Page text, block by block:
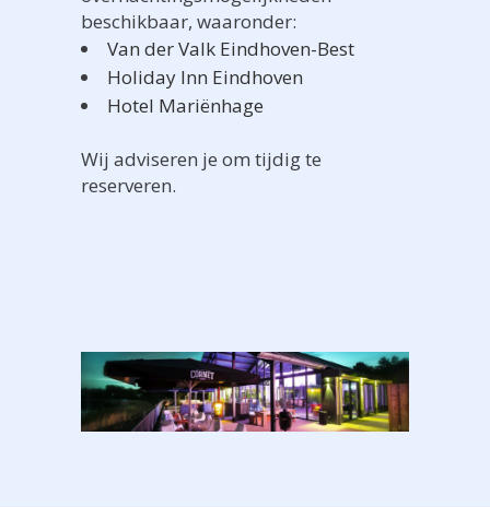
beschikbaar, waaronder:
Van der Valk Eindhoven-Best
Holiday Inn Eindhoven
Hotel Mariënhage
Wij adviseren je om tijdig te
reserveren.